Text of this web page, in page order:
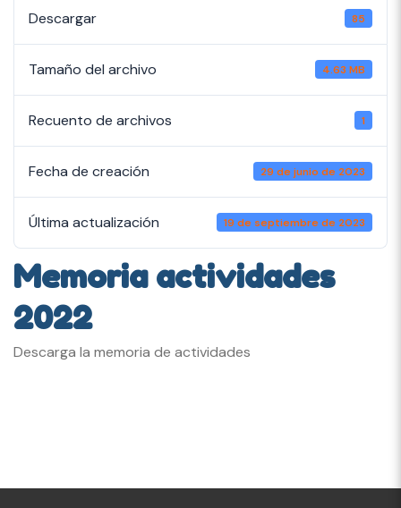
Descargar 85
Tamaño del archivo 4.63 MB
Recuento de archivos 1
Fecha de creación 29 de junio de 2023
Última actualización 19 de septiembre de 2023
Memoria actividades
2022
Descarga la memoria de actividades